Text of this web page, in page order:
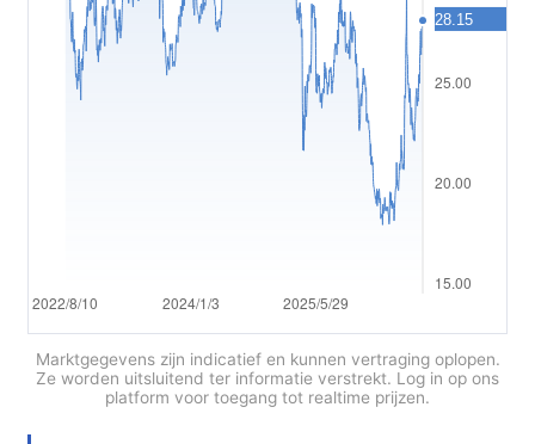
简体中文
Tiếng việt
Bahasa Indonesia
Bahasa Melayu
Marktgegevens zijn indicatief en kunnen vertraging oplopen.
Ze worden uitsluitend ter informatie verstrekt. Log in op ons
platform voor toegang tot realtime prijzen.